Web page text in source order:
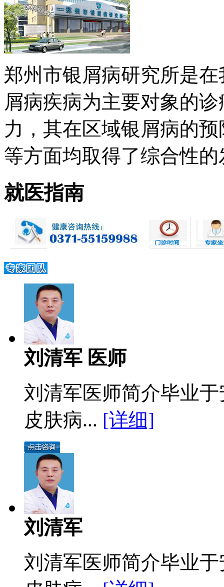
郑州市银屑病研究所是
屑病疾病为主要对象的
力，其在区域银屑病的
等方面均取得了综合性的
就医指南
刘清军 医师
刘清军医师简介毕业
皮肤病... [详细]
刘清军
刘清军医师简介毕业